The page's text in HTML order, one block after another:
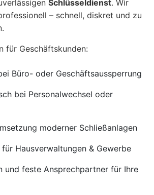
Schlüsseldienst. Wir
– schnell, diskret und zu
für Geschäftskunden:
Büro- oder Geschäftsaussperrung
bei Personalwechsel oder
moderner Schließanlagen
Hausverwaltungen & Gewerbe
und feste Ansprechpartner für Ihre